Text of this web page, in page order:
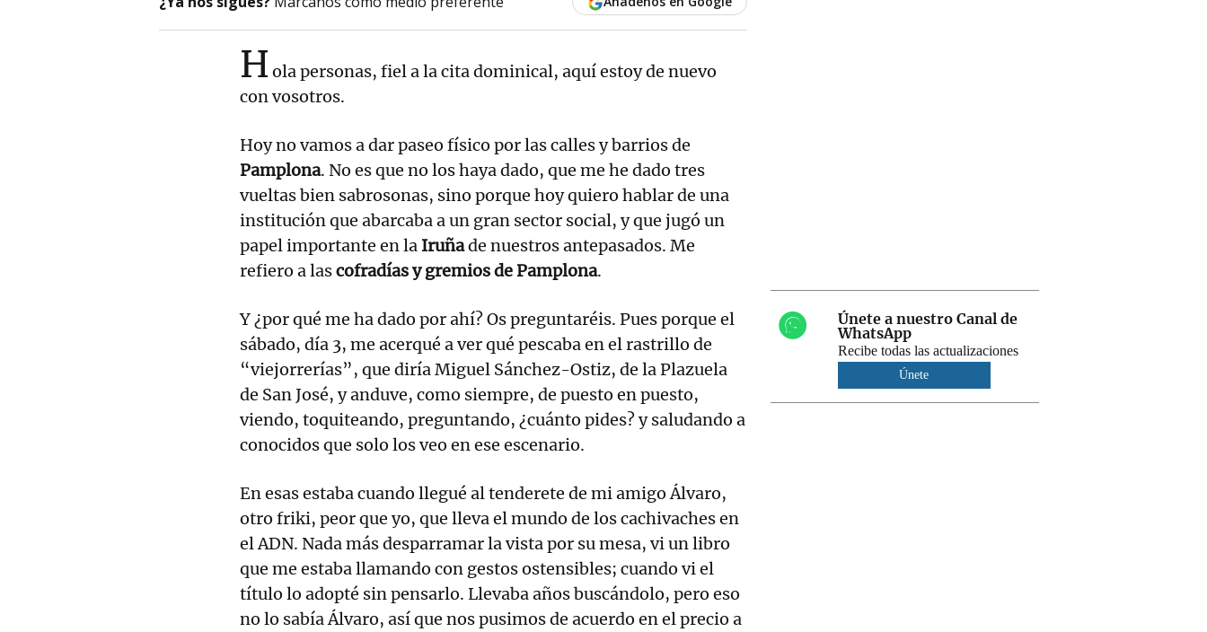
H ola personas, fiel a la cita dominical, aquí estoy de nuevo
con vosotros.
Hoy no vamos a dar paseo físico por las calles y barrios de
Pamplona. No es que no los haya dado, que me he dado tres
vueltas bien sabrosonas, sino porque hoy quiero hablar de una
institución que abarcaba a un gran sector social, y que jugó un
papel importante en la Iruñade nuestros antepasados. Me
refiero a lascofradías y gremios de Pamplona.
Y ¿por qué me ha dado por ahí? Os preguntaréis. Pues porque el
sábado, día 3, me acerqué a ver qué pescaba en el rastrillo de
“viejorrerías”, que diría Miguel Sánchez-Ostiz, de la Plazuela
de San José, y anduve, como siempre, de puesto en puesto,
viendo, toquiteando, preguntando, ¿cuánto pides? y saludando a
conocidos que solo los veo en ese escenario.
En esas estaba cuando llegué al tenderete de mi amigo Álvaro,
otro friki, peor que yo, que lleva el mundo de los cachivaches en
el ADN. Nada más desparramar la vista por su mesa, vi un libro
que me estaba llamando con gestos ostensibles; cuando vi el
título lo adopté sin pensarlo. Llevaba años buscándolo, pero eso
no lo sabía Álvaro, así que nos pusimos de acuerdo en el precio a
Únete a nuestro Canal de
WhatsApp
Recibe todas las actualizaciones
Únete